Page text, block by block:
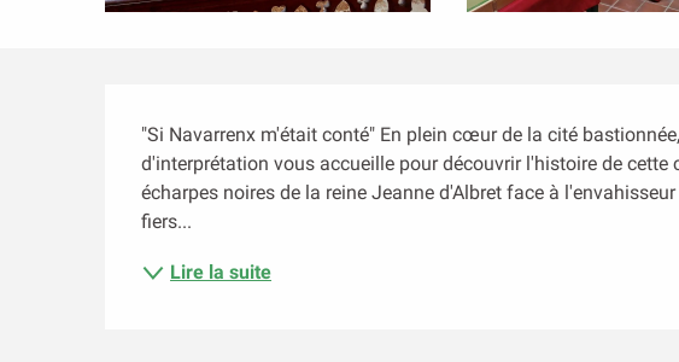
"Si Navarrenx m'était conté" En plein cœur de la cité
d'interprétation vous accueille pour découvrir l'histoire de cette
écharpes noires de la reine Jeanne d'Albret face à
fiers...
Lire la suite